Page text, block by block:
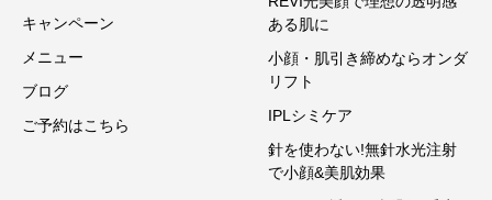
キャンペーン
メニュー
ブログ
ご予約はこちら
ある肌に
小顔・肌引き締めならオンダ
リフト
IPLシミケア
針を使わない!無針水光注射
で小顔&美肌効果